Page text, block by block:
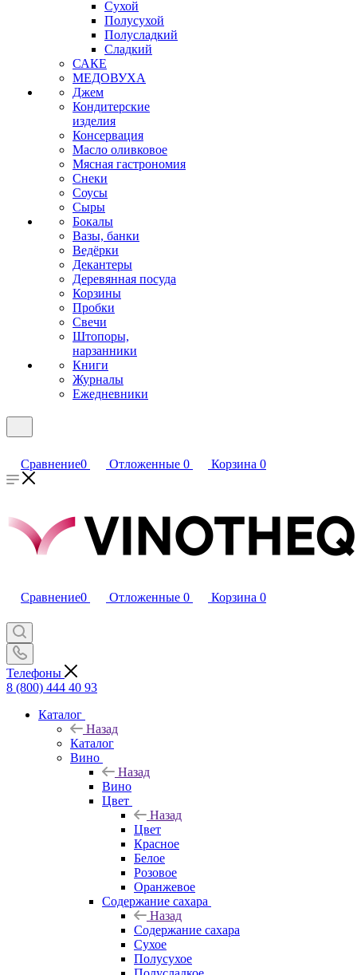
Сухой
Полусухой
Полусладкий
Сладкий
САКЕ
МЕДОВУХА
Джем
Кондитерские
изделия
Консервация
Масло оливковое
Мясная гастрономия
Снеки
Соусы
Сыры
Бокалы
Вазы, банки
Ведёрки
Декантеры
Деревянная посуда
Корзины
Пробки
Свечи
Штопоры,
нарзанники
Книги
Журналы
Ежедневники
Сравнение0 Отложенные 0 Корзина 0
Сравнение0 Отложенные 0 Корзина 0
Телефоны
8 (800) 444 40 93
Каталог
Назад
Каталог
Вино
Назад
Вино
Цвет
Назад
Цвет
Красное
Белое
Розовое
Оранжевое
Содержание сахара
Назад
Содержание сахара
Сухое
Полусухое